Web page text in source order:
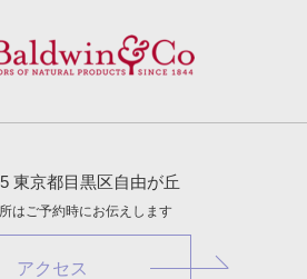
東京都目黒区自由が丘
はご予約時にお伝えします
アクセス